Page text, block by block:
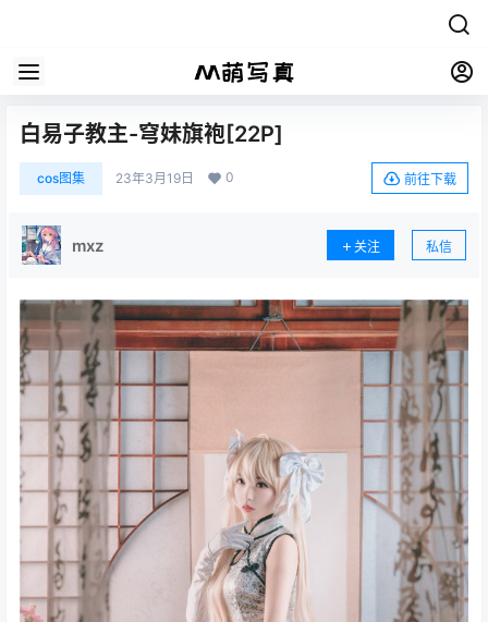
白易子教主-穹妹旗袍[22P]
cos图集 23年3月19日 0 前往下载
mxz 关注 私信